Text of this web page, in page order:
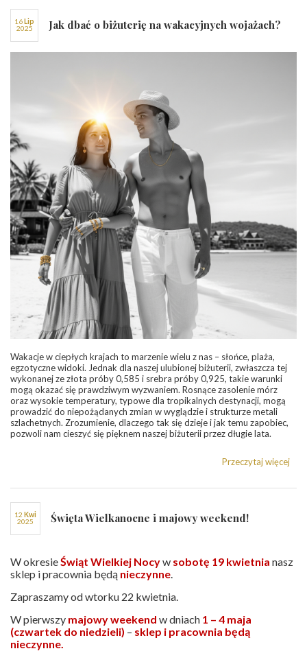
16 lip
2025
Jak dbać o biżuterię na wakacyjnych wojażach?
Wakacje w ciepłych krajach to marzenie wielu z nas – słońce, plaża,
egzotyczne widoki. Jednak dla naszej ulubionej biżuterii, zwłaszcza tej
wykonanej ze złota próby 0,585 i srebra próby 0,925, takie warunki
mogą okazać się prawdziwym wyzwaniem. Rosnące zasolenie mórz
oraz wysokie temperatury, typowe dla tropikalnych destynacji, mogą
prowadzić do niepożądanych zmian w wyglądzie i strukturze metali
szlachetnych. Zrozumienie, dlaczego tak się dzieje i jak temu zapobiec,
pozwoli nam cieszyć się pięknem naszej biżuterii przez długie lata.
Przeczytaj więcej
12
kwi
2025
Święta Wielkanocne i majowy weekend!
W okresieŚwiąt Wielkiej Nocyw sobotę 19 kwietnia nasz
sklep i pracownia będą nieczynne
Zapraszamy od wtorku 22 kwietnia.
W pierwszy majowy weekend w dniach 1 – 4 maja
(czwartek do niedzieli) – sklep i pracownia będą
nieczynne.